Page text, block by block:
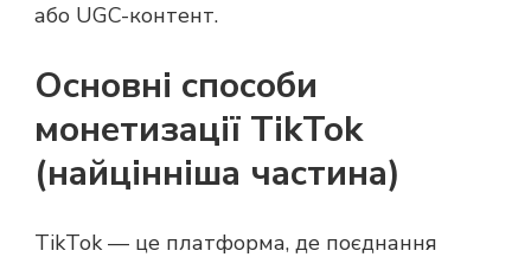
або UGC-контент.
Основні способи
монетизації TikTok
(найцінніша частина)
TikTok — це платформа, де поєднання